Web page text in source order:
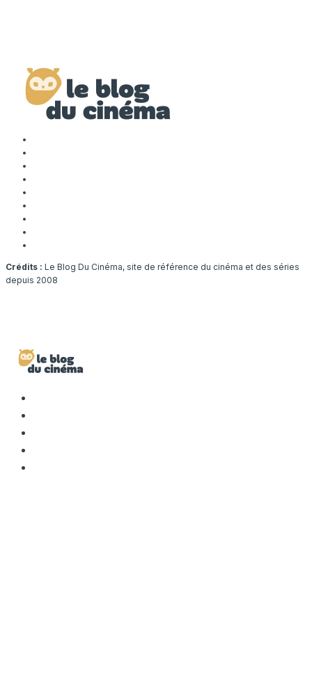
Crédits : Le Blog Du Cinéma, site de référence du cinéma et des séries
depuis 2008